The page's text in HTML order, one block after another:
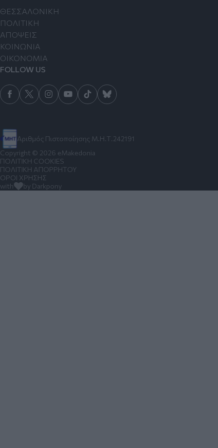
Αριθμός Πιστοποίησης Μ.Η.Τ.242191
ΘΕΣΣΑΛΟΝΙΚΗ
ΠΟΛΙΤΙΚΗ
ΑΠΟΨΕΙΣ
ΚΟΙΝΩΝΙΑ
ΟΙΚΟΝΟΜΙΑ
FOLLOW US
Copyright © 2026 eMakedonia
ΠΟΛΙΤΙΚΗ COOKIES
ΠΟΛΙΤΙΚΗ ΑΠΟΡΡΗΤΟΥ
ΟΡΟΙ ΧΡΗΣΗΣ
with
by Darkpony